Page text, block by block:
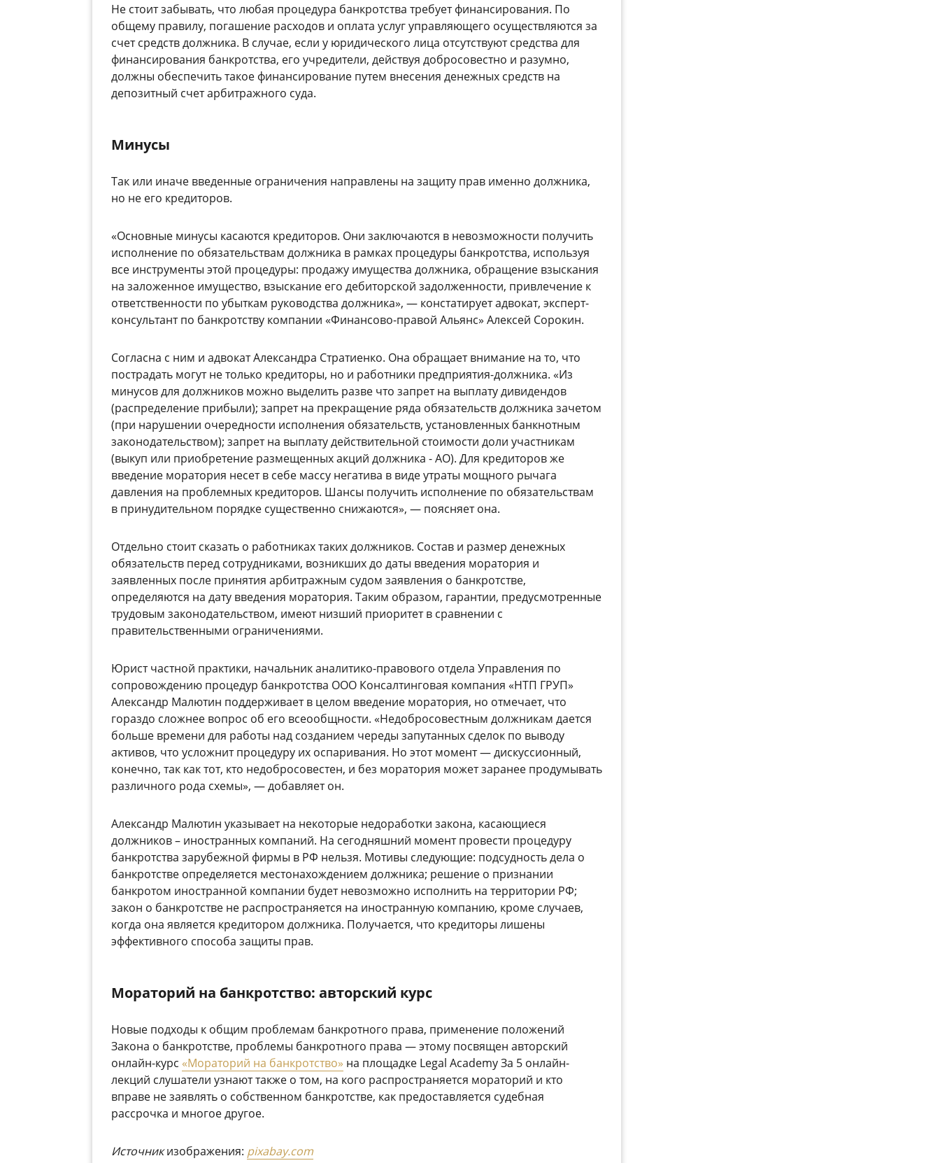
Не стоит забывать, что любая процедура банкротства требует финансирования. По
общему правилу, погашение расходов и оплата услуг управляющего осуществляются за
счет средств должника. В случае, если у юридического лица отсутствуют средства для
финансирования банкротства, его учредители, действуя добросовестно и разумно,
должны обеспечить такое финансирование путем внесения денежных средств на
депозитный счет арбитражного суда.
Минусы
Так или иначе введенные ограничения направлены на защиту прав именно должника,
но не его кредиторов.
«Основные минусы касаются кредиторов. Они заключаются в невозможности получить
исполнение по обязательствам должника в рамках процедуры банкротства, используя
все инструменты этой процедуры: продажу имущества должника, обращение взыскания
на заложенное имущество, взыскание его дебиторской задолженности, привлечение к
ответственности по убыткам руководства должника», — констатирует адвокат, эксперт-
консультант по банкротству компании «Финансово-правой Альянс» Алексей Сорокин.
Согласна с ним и адвокат Александра Стратиенко. Она обращает внимание на то, что
пострадать могут не только кредиторы, но и работники предприятия-должника. «Из
минусов для должников можно выделить разве что запрет на выплату дивидендов
(распределение прибыли); запрет на прекращение ряда обязательств должника зачетом
(при нарушении очередности исполнения обязательств, установленных банкнотным
законодательством); запрет на выплату действительной стоимости доли участникам
(выкуп или приобретение размещенных акций должника - АО). Для кредиторов же
введение моратория несет в себе массу негатива в виде утраты мощного рычага
давления на проблемных кредиторов. Шансы получить исполнение по обязательствам
в принудительном порядке существенно снижаются», — поясняет она.
Отдельно стоит сказать о работниках таких должников. Состав и размер денежных
обязательств перед сотрудниками, возникших до даты введения моратория и
заявленных после принятия арбитражным судом заявления о банкротстве,
определяются на дату введения моратория. Таким образом, гарантии, предусмотренные
трудовым законодательством, имеют низший приоритет в сравнении с
правительственными ограничениями.
Юрист частной практики, начальник аналитико-правового отдела Управления по
сопровождению процедур банкротства ООО Консалтинговая компания «НТП ГРУП»
Александр Малютин поддерживает в целом введение моратория, но отмечает, что
гораздо сложнее вопрос об его всеообщности. «Недобросовестным должникам дается
больше времени для работы над созданием череды запутанных сделок по выводу
активов, что усложнит процедуру их оспаривания. Но этот момент — дискуссионный,
конечно, так как тот, кто недобросовестен, и без моратория может заранее продумывать
различного рода схемы», — добавляет он.
Александр Малютин указывает на некоторые недоработки закона, касающиеся
должников – иностранных компаний. На сегодняшний момент провести процедуру
банкротства зарубежной фирмы в РФ нельзя. Мотивы следующие: подсудность дела о
банкротстве определяется местонахождением должника; решение о признании
банкротом иностранной компании будет невозможно исполнить на территории РФ;
закон о банкротстве не распространяется на иностранную компанию, кроме случаев,
когда она является кредитором должника. Получается, что кредиторы лишены
эффективного способа защиты прав.
Мораторий на банкротство: авторский курс
Новые подходы к общим проблемам банкротного права, применение положений
Закона о банкротстве, проблемы банкротного права — этому посвящен авторский
онлайн-курс «Мораторий на банкротство» на площадке Legal Academy За 5 онлайн-
лекций слушатели узнают также о том, на кого распространяется мораторий и кто
вправе не заявлять о собственном банкротстве, как предоставляется судебная
рассрочка и многое другое.
Источникизображения: pixabay.com